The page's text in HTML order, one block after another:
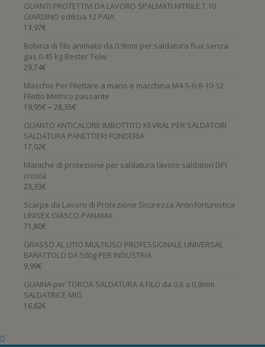
GUANTI PROTETTIVI DA LAVORO SPALMATI NITRILE T.10
GIARDINO edilizia 12 PAIA
13,97€
Bobina di filo animato da 0.9mm per saldatura flux senza
gas 0.45 kg Bester Telw
29,74€
Maschio Per Filettare a mano e macchina M4-5-6-8-10-12
Filetto Metrico passante
19,95€ – 28,35€
GUANTO ANTICALORE IMBOTTITO KEVRAL PER SALDATORI
SALDATURA PANETTIERI FONDERIA
17,02€
Maniche di protezione per saldatura lavoro saldatori DPI
crosta
23,33€
Scarpe da Lavoro di Protezione Sicurezza Antinfortunistica
UNISEX GIASCO-PANAMA
71,80€
GRASSO AL LITIO MULTIUSO PROFESSIONALE UNIVERSAL
BARATTOLO DA 500g PER INDUSTRIA
9,99€
GUAINA per TORCIA SALDATURA A FILO da 0,6 a 0,9mm
SALDATRICE MIG
16,62€